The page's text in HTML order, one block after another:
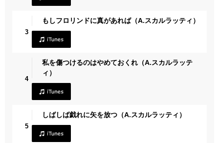
3
もしフロリンドに真があれば（A.スカルラッティ）
4
私を傷つけるのはやめておくれ（A.スカルラッテ
ィ）
5
しばしば戯れに矢を放つ（A.スカルラッティ）